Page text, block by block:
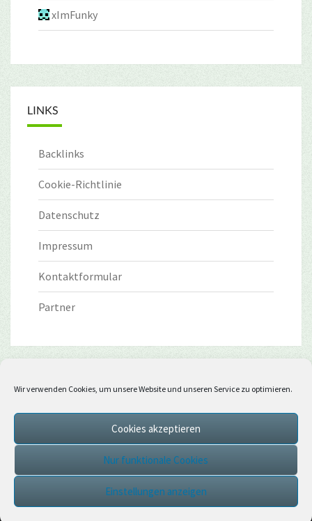
Wir verwenden Cookies, um unsere Website und unseren Service zu optimieren.
Cookies akzeptieren
Nur funktionale Cookies
Einstellungen anzeigen
xImFunky
LINKS
Backlinks
Cookie-Richtlinie
Datenschutz
Impressum
Kontaktformular
Partner
Stolz präsentiert von WordPress